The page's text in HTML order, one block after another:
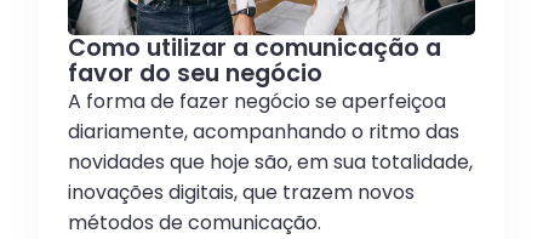
Como utilizar a comunicação a
favor do seu negócio
A forma de fazer negócio se aperfeiçoa
diariamente, acompanhando o ritmo das
novidades que hoje são, em sua totalidade,
inovações digitais, que trazem novos
métodos de comunicação.